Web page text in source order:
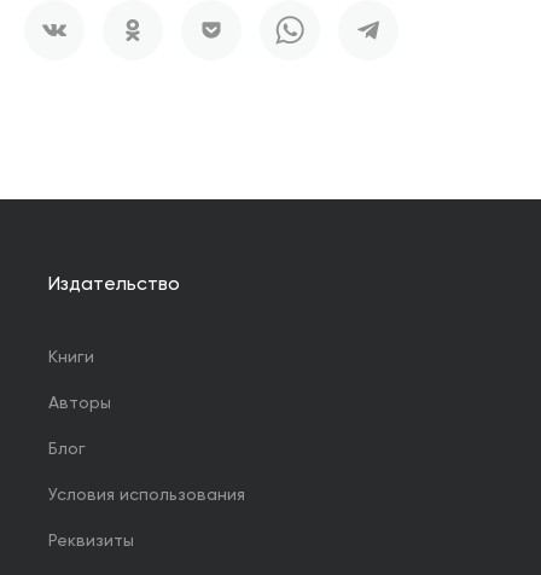
Издательство
Книги
Авторы
Блог
Условия использования
Реквизиты